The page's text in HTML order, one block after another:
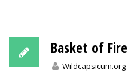
Basket of Fire
Wildcapsicum.org